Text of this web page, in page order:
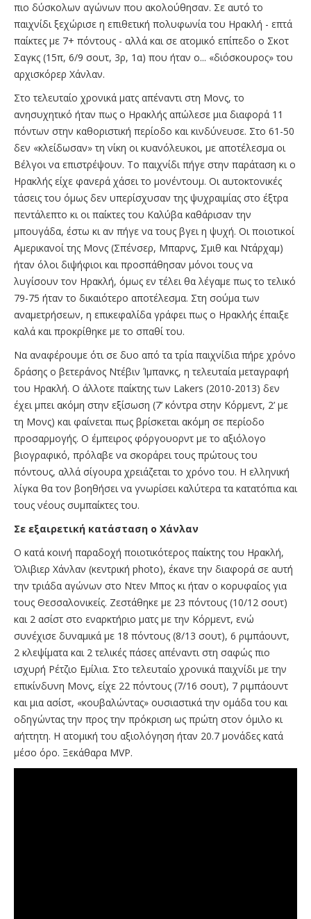
πιο δύσκολων αγώνων που ακολούθησαν. Σε αυτό το
παιχνίδι ξεχώρισε η επιθετική πολυφωνία του Ηρακλή - επτά
παίκτες με 7+ πόντους - αλλά και σε ατομικό επίπεδο ο Σκοτ
Σαγκς (15π, 6/9 σουτ, 3ρ, 1α) που ήταν ο... «διόσκουρος» του
αρχισκόρερ Χάνλαν.
Στο τελευταίο χρονικά ματς απέναντι στη Μονς, το
ανησυχητικό ήταν πως ο Ηρακλής απώλεσε μια διαφορά 11
πόντων στην καθοριστική περίοδο και κινδύνευσε. Στο 61-50
δεν «κλείδωσαν» τη νίκη οι κυανόλευκοι, με αποτέλεσμα οι
Βέλγοι να επιστρέψουν. Το παιχνίδι πήγε στην παράταση κι ο
Ηρακλής είχε φανερά χάσει το μονέντουμ. Οι αυτοκτονικές
τάσεις του όμως δεν υπερίσχυσαν της ψυχραιμίας στο έξτρα
πεντάλεπτο κι οι παίκτες του Καλύβα καθάρισαν την
μπουγάδα, έστω κι αν πήγε να τους βγει η ψυχή. Οι ποιοτικοί
Αμερικανοί της Μονς (Σπένσερ, Μπαρνς, Σμιθ και Ντάρχαμ)
ήταν όλοι διψήφιοι και προσπάθησαν μόνοι τους να
λυγίσουν τον Ηρακλή, όμως εν τέλει θα λέγαμε πως το τελικό
79-75 ήταν το δικαιότερο αποτέλεσμα. Στη σούμα των
αναμετρήσεων, η επικεφαλίδα γράφει πως ο Ηρακλής έπαιξε
καλά και προκρίθηκε με το σπαθί του.
Να αναφέρουμε ότι σε δυο από τα τρία παιχνίδια πήρε χρόνο
δράσης ο βετεράνος Ντέβιν Ίμπανκς, η τελευταία μεταγραφή
του Ηρακλή. Ο άλλοτε παίκτης των Lakers (2010-2013) δεν
έχει μπει ακόμη στην εξίσωση (7’ κόντρα στην Κόρμεντ, 2’ με
τη Μονς) και φαίνεται πως βρίσκεται ακόμη σε περίοδο
προσαρμογής. Ο έμπειρος φόργουορντ με το αξιόλογο
βιογραφικό, πρόλαβε να σκοράρει τους πρώτους του
πόντους, αλλά σίγουρα χρειάζεται το χρόνο του. Η ελληνική
λίγκα θα τον βοηθήσει να γνωρίσει καλύτερα τα κατατόπια και
τους νέους συμπαίκτες του.
Σε εξαιρετική κατάσταση ο Χάνλαν
Ο κατά κοινή παραδοχή ποιοτικότερος παίκτης του Ηρακλή,
Όλιβιερ Χάνλαν (κεντρική photo), έκανε την διαφορά σε αυτή
την τριάδα αγώνων στο Ντεν Μπος κι ήταν ο κορυφαίος για
τους Θεσσαλονικείς. Ζεστάθηκε με 23 πόντους (10/12 σουτ)
και 2 ασίστ στο εναρκτήριο ματς με την Κόρμεντ, ενώ
συνέχισε δυναμικά με 18 πόντους (8/13 σουτ), 6 ριμπάουντ,
2 κλεψίματα και 2 τελικές πάσες απέναντι στη σαφώς πιο
ισχυρή Ρέτζιο Εμίλια. Στο τελευταίο χρονικά παιχνίδι με την
επικίνδυνη Μονς, είχε 22 πόντους (7/16 σουτ), 7 ριμπάουντ
και μια ασίστ, «κουβαλώντας» ουσιαστικά την ομάδα του και
οδηγώντας την προς την πρόκριση ως πρώτη στον όμιλο κι
αήττητη. Η ατομική του αξιολόγηση ήταν 20.7 μονάδες κατά
μέσο όρο. Ξεκάθαρα MVP.